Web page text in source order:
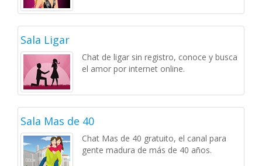
Sala Ligar
Chat de ligar sin registro, conoce y busca
el amor por internet online.
Sala Mas de 40
Chat Mas de 40 gratuito, el canal para
gente madura de más de 40 años.